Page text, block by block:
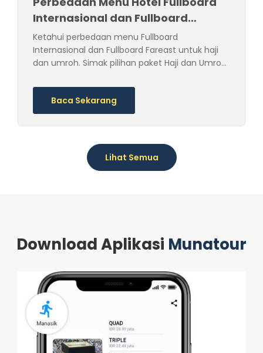
Internasional dan Fullboard
Fareast untuk Haji & Umroh
Ketahui perbedaan menu Fullboard
Internasional dan Fullboard Fareast untuk haji
dan umroh. Simak pilihan paket Haji dan Umroh
Baca Sekarang
Lihat Semua
Download Aplikasi Munatour